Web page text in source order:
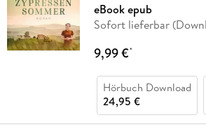
eBook epub
Sofort lieferbar
9,99 €*
Hörbuch Download
24,95 €